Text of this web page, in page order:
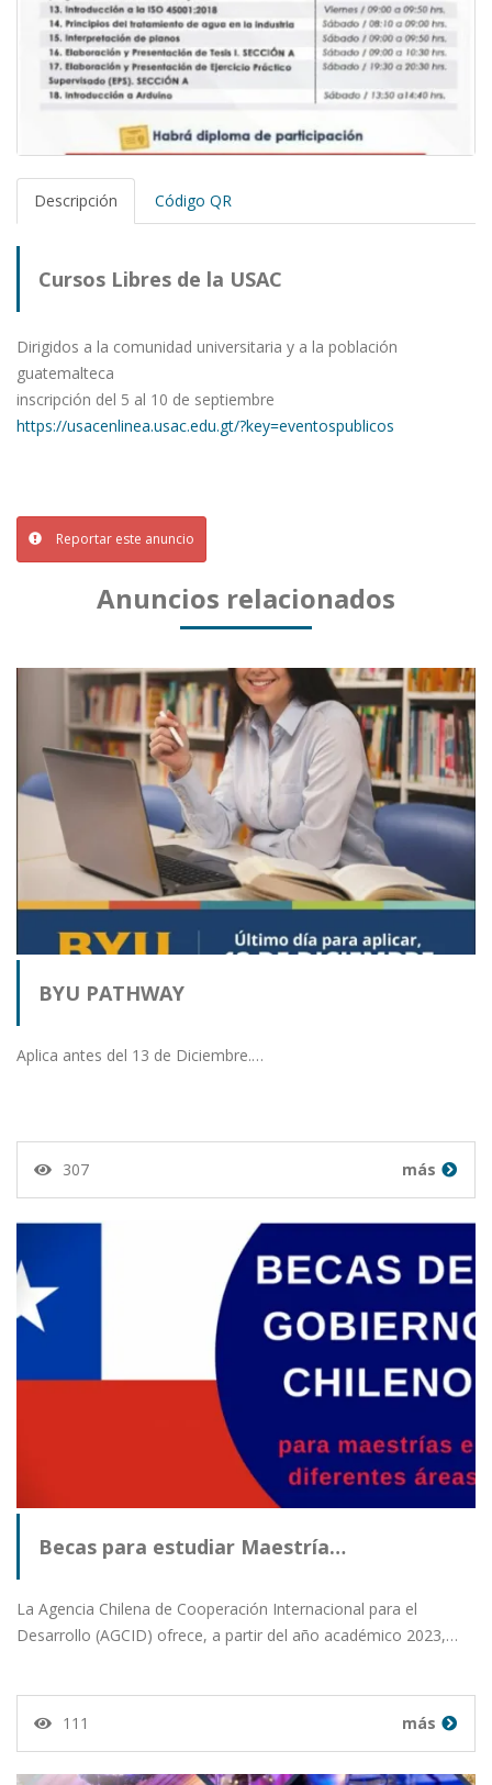
Descripción Código QR
Cursos Libres de la USAC
Dirigidos a la comunidad universitaria y a la población
guatemalteca
inscripción del 5 al 10 de septiembre
https://usacenlinea.usac.edu.gt/?key=eventospublicos
Reportar este anuncio
Anuncios relacionados
BYU PATHWAY
Aplica antes del 13 de Diciembre.…
307 más
Becas para estudiar Maestría…
La Agencia Chilena de Cooperación Internacional para el
Desarrollo (AGCID) ofrece, a partir del año académico 2023,…
111 más